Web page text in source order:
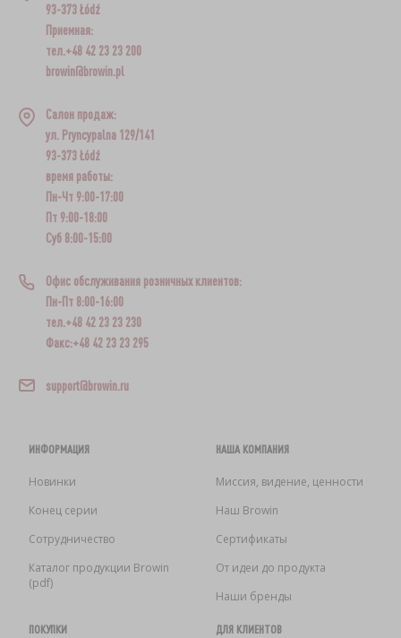
93-373 Łódź
Приемная:
тел.+48 42 23 23 200
browin@browin.pl
Салон продаж:
ул. Pryncypalna 129/141
93-373 Łódź
время работы:
Пн-Чт 9:00-17:00
Пт 9:00-18:00
Суб 8:00-15:00
Офис обслуживания розничных клиентов:
Пн-Пт 8:00-16:00
тел.+48 42 23 23 230
Факс:+48 42 23 23 295
support@browin.ru
ИНФОРМАЦИЯ
Новинки
Конец серии
Сотрудничество
Каталог продукции Browin
(pdf)
НАША КОМПАНИЯ
Миссия, видение, ценности
Наш Browin
Сертификаты
От идеи до продукта
Наши бренды
ПОКУПКИ ДЛЯ КЛИЕНТОВ